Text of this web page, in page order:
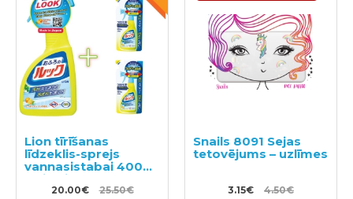
Lion tīrīšanas
līdzeklis-sprejs
vannasistabai 400ml
+ pildviela 2gab
20.00€ 25.50€
Snails 8091 Sejas
tetovējums – uzlīmes
3.15€ 4.50€